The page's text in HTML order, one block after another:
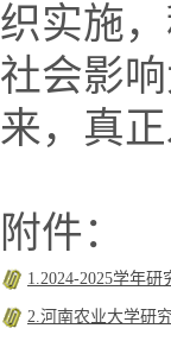
织实施
社会影
来，真
附件：
1.2024-2025学年
2.河南农业大学研